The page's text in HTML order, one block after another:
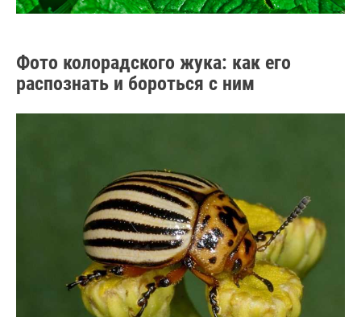
Фото колорадского жука: как его
распознать и бороться с ним